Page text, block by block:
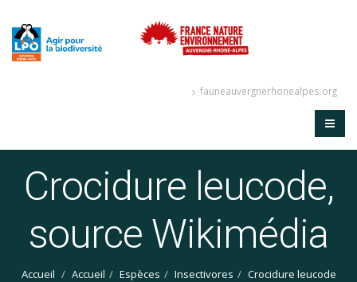
fauneauvergnerhonealpes.org
Crocidure leucode,
source Wikimédia
Accueil Accueil Espèces Insectivores
Crocidure leucode